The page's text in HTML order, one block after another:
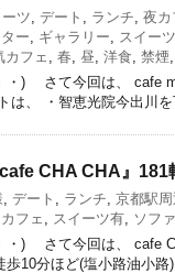
ツ, デート , ランチ, 夜カ
ー, ギャラリー, スイー
カフェ, 春, 昼, 洋食, 禁煙,
)ゝ さて今回は、 cafe
は、 ・智恵光院今出川
CHA CHA』181
, デート , ランチ, 京都駅周
フェ , スイーツ有, ソファ
)ゝ さて今回は、 cafe
10分ほど(塩小路油小